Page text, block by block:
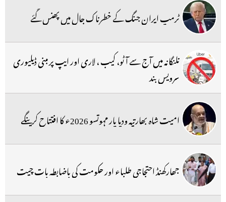
ٹرمپ ایران جنگ کے خطرناک جال میں پھنس گئے
تلنگانہ میں آج سے آٹو، کیب ، لاری اور ایپ پر مبنی ڈیلیوری
سرویس بند
امیت شاہ بھارتیہ ودیا پار مہوتسو 2026ء کا افتتاح کرینگے
جھارکھنڈ احتجاجی طلباء اور حکومت کی باضابطہ بات چیت